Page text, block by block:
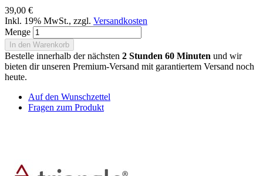
39,00 €
Inkl. 19% MwSt., zzgl. Versandkosten
Menge
In den Warenkorb
Bestelle innerhalb der nächsten 2 Stunden 60 Minuten und wir
bieten dir unseren Premium-Versand mit garantiertem Versand noch
heute.
Auf den Wunschzettel
Fragen zum Produkt